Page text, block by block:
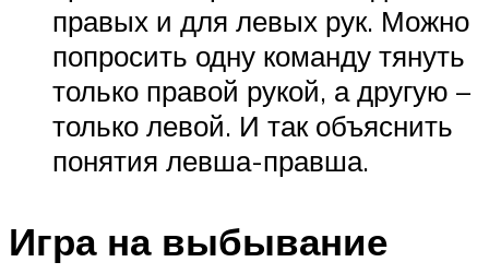
правых и для левых рук. Можно
попросить одну команду тянуть
только правой рукой, а другую –
только левой. И так объяснить
понятия левша-правша.
Игра на выбывание